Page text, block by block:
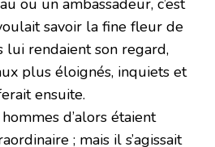
ou un ambassadeur, c’est
savoir la fine fleur de
lui rendaient son regard,
plus éloignés, inquiets et
ensuite.
d’alors étaient
; mais il s’agissait